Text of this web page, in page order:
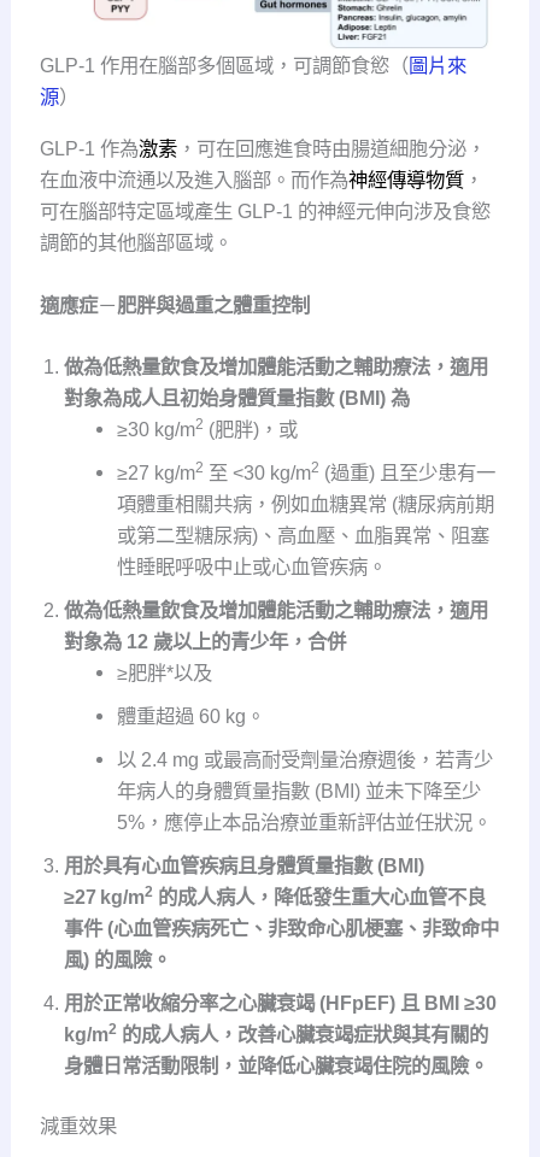
GLP-1 作用在腦部多個區域，可調節食慾（ 圖片來
源）
GLP-1 作為激素，可在回應進食時由腸道細胞分泌，
在血液中流通以及進入腦部。而作為神經傳導物質，
可在腦部特定區域產生 GLP-1 的神經元伸向涉及食慾
調節的其他腦部區域。
適應症－肥胖與過重之體重控制
做為低熱量飲食及增加體能活動之輔助療法，適用
對象為成人且初始身體質量指數 (BMI) 為
≥30 kg/m2 (肥胖)，或
≥27 kg/m2 至 <30 kg/m2 (過重) 且至少患有一
項體重相關共病，例如血糖異常 (糖尿病前期
或第二型糖尿病)、⾼血壓、血脂異常、阻塞
性睡眠呼吸中止或心血管疾病。
做為低熱量飲食及增加體能活動之輔助療法，適用
對象為 12 歲以上的青少年，合併
≥肥胖*以及
體重超過 60 kg。
以 2.4 mg 或最高耐受劑量治療週後，若青少
年病人的身體質量指數 (BMI) 並未下降至少
5%，應停止本品治療並重新評估並任狀況。
用於具有心血管疾病且身體質量指數 (BMI)
≥27 kg/m2的成人病人，降低發生重大心血管不良
事件 (心血管疾病死亡、非致命心肌梗塞、非致命中
風) 的風險。
用於正常收縮分率之心臟衰竭 (HFpEF) 且 BMI ≥30
kg/m2的成人病人，改善心臟衰竭症狀與其有關的
身體日常活動限制，並降低心臟衰竭住院的風險。
減重效果